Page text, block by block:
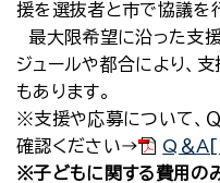
援を選抜者と市で協議を
最大限希望に沿った支
ジュールや都合により、
もあります。
※支援や応募について、
確認ください→
Q＆
※子どもに関する費用の